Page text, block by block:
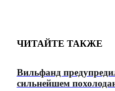
ЧИТАЙТЕ ТАКЖЕ
Вильфанд
сильнейшем